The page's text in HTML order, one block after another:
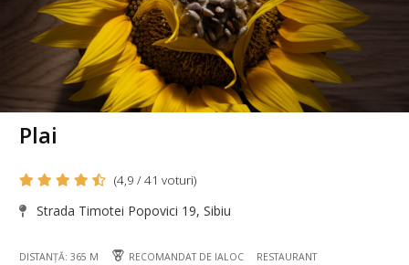
Plai
(4,9 / 41 voturi)
Strada Timotei Popovici 19, Sibiu
DISTANȚĂ: 365 M RECOMANDAT DE IALOC RESTAURANT